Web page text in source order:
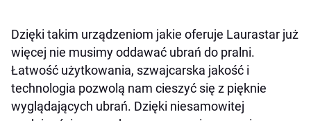
Dzięki takim urządzeniom jakie oferuje Laurastar już
więcej nie musimy oddawać ubrań do pralni.
Łatwość użytkowania, szwajcarska jakość i
technologia pozwolą nam cieszyć się z pięknie
wyglądających ubrań. Dzięki niesamowitej